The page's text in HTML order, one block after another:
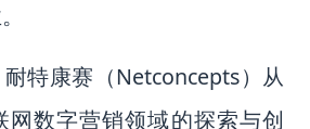
特康赛（Netconcepts）从
网数字营销领域的探索与创